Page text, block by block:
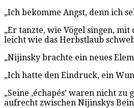
„Ich bekomme Angst, denn ich
„Er tanzte, wie Vögel singen,
leicht wie das Herbstlaub
„Nijinsky brachte ein neues
„Ich hatte den Eindruck, ein
„Seine ‚échapés’ waren nicht
aufrecht zwischen Nijinskys